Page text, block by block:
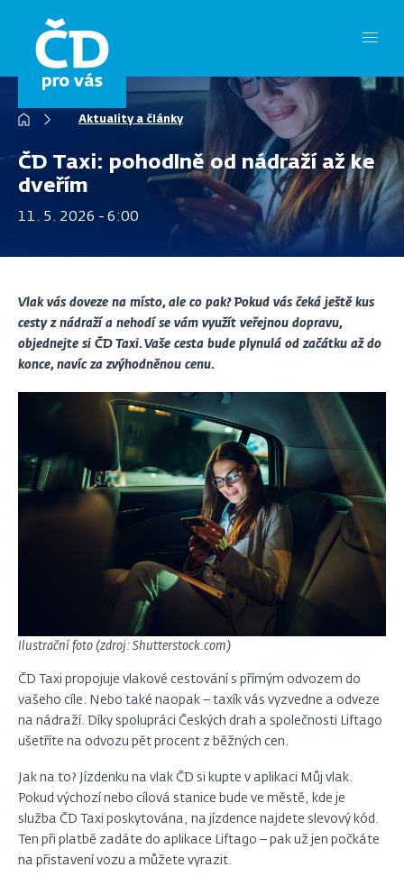
hlavnímu
Drobečková
Aktuality a články
ČD Taxi: pohodlně od nádraží až ke
dveřím
11. 5. 2026 - 6:00
Vlak vás doveze na místo, ale co pak? Pokud vás čeká ještě kus
cesty z nádraží a nehodí se vám využít veřejnou dopravu,
objednejte si ČD Taxi. Vaše cesta bude plynulá od začátku až do
konce, navíc za zvýhodněnou cenu.
Ilustrační foto (zdroj: Shutterstock.com)
ČD Taxi propojuje vlakové cestování s přímým odvozem do
vašeho cíle. Nebo také naopak – taxík vás vyzvedne a odveze
na nádraží. Díky spolupráci Českých drah a společnosti Liftago
ušetříte na odvozu pět procent z běžných cen.
Jak na to? Jízdenku na vlak ČD si kupte v aplikaci Můj vlak.
Pokud výchozí nebo cílová stanice bude ve městě, kde je
služba ČD Taxi poskytována, na jízdence najdete slevový kód.
Ten při platbě zadáte do aplikace Liftago – pak už jen počkáte
na přistavení vozu a můžete vyrazit.